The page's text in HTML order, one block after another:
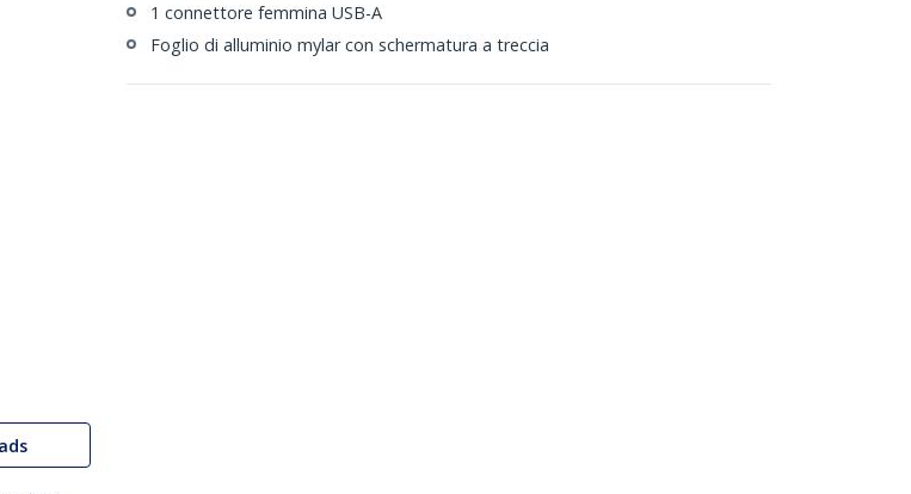
1 connettore femmina USB-A
Foglio di alluminio mylar con schermatura a treccia